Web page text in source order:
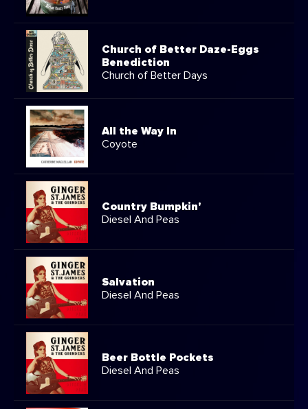
Church of Better Daze-Eggs
Benediction
Church of Better Days
All the Way In
Coyote
Country Bumpkin'
Diesel And Peas
Salvation
Diesel And Peas
Beer Bottle Pockets
Diesel And Peas